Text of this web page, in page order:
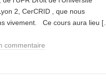
2, CerCRID , que nous
vivement. Ce cours aura lieu
commentaire